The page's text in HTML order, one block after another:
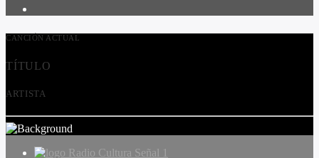
CANCIÓN ACTUAL
TÍTULO
ARTISTA
Radio Cultura Señal 1